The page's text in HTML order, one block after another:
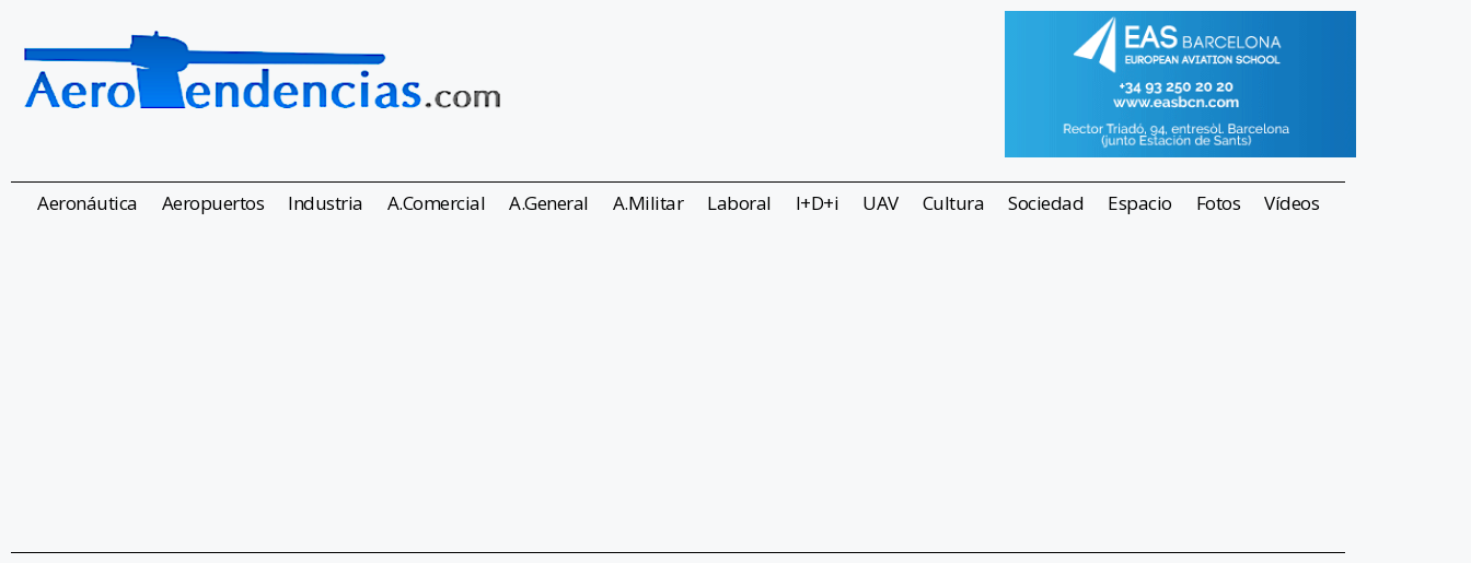
Aeronáutica Aeropuertos Industria A.Comercial A.General A.Militar Laboral I+D+i UAV Cultura Sociedad Espacio Fotos Vídeos